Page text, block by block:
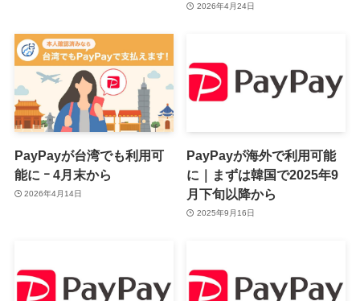
2026年4月24日
PayPayが台湾でも利用可
能に ｰ 4月末から
2026年4月14日
PayPayが海外で利用可能
に｜まずは韓国で2025年9
月下旬以降から
2025年9月16日